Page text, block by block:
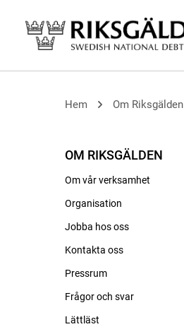
Hem Om Riksgälden
OM RIKSGÄLDEN
Om vår verksamhet
Organisation
Jobba hos oss
Kontakta oss
Pressrum
Frågor och svar
Lättläst